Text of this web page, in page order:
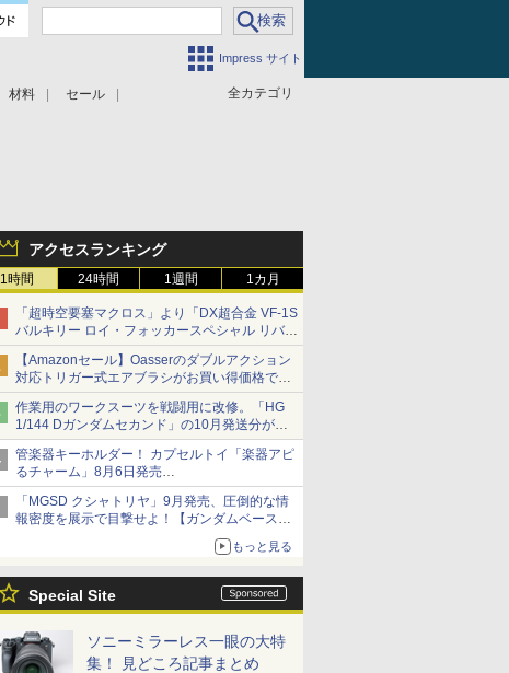
Impress サイト
全カテゴリ
材料 セール
アクセスランキング
1時間 24時間 1週間 1カ月
「超時空要塞マクロス」より「DX超合金 VF-1S
バルキリー ロイ・フォッカースペシャル リバイ
バルVer.」本日発売！
【Amazonセール】Oasserのダブルアクション
対応トリガー式エアブラシがお買い得価格で登
場！
作業用のワークスーツを戦闘用に改修。「HG
1/144 Dガンダムセカンド」の10月発送分が予
約受付中【ガンダムベース撮り下ろし】
管楽器キーホルダー！ カプセルトイ「楽器アピ
るチャーム」8月6日発売
チューバ、テナサクなど5種各3色
「MGSD クシャトリヤ」9月発売、圧倒的な情
報密度を展示で目撃せよ！【ガンダムベース撮
もっと見る
Special Site
ソニーミラーレス一眼の大特
集！ 見どころ記事まとめ